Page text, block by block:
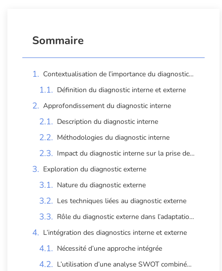
Sommaire
Contextualisation de l’importance du diagnostic en entreprise
Définition du diagnostic interne et externe
Approfondissement du diagnostic interne
Description du diagnostic interne
Méthodologies du diagnostic interne
Impact du diagnostic interne sur la prise de décision
Exploration du diagnostic externe
Nature du diagnostic externe
Les techniques liées au diagnostic externe
Rôle du diagnostic externe dans l’adaptation à l’environnement
L’intégration des diagnostics interne et externe
Nécessité d’une approche intégrée
L’utilisation d’une analyse SWOT combinée pour une stratégie efficace